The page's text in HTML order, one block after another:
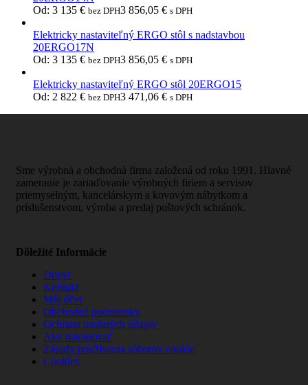
Od: 3 135 € bez DPH3 856,05 € s DPH
Elektricky nastaviteľný ERGO stôl s nadstavbou
20ERGO17N
Od: 3 135 € bez DPH3 856,05 € s DPH
Elektricky nastaviteľný ERGO stôl 20ERGO15
Od: 2 822 € bez DPH3 471,06 € s DPH
Sme výrobná a obchodná firma založená od roku 1991. Hlavné
zameranie je zariaďovanie výrobných firiem a servisov
priemyselným, kancelárskym a kovovým nábytkom a
príslušenstvom, výroba a predaj poštových schránok.
Dôležité Informácie
Dopyt
Kontakt
Môj účet
Obchodné podmienky
Ochrana osobných údajov
Ako nakupovať
Zásady používania súborov cookie
Cookies